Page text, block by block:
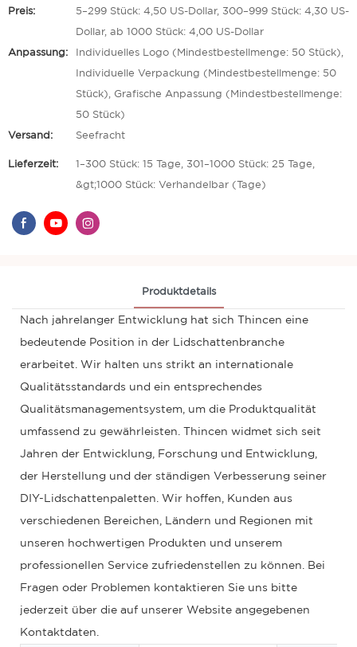
Preis: 5–299 Stück: 4,50 US-Dollar, 300–999 Stück: 4,30 US-
Dollar, ab 1000 Stück: 4,00 US-Dollar
Anpassung: Individuelles Logo (Mindestbestellmenge: 50 Stück),
Individuelle Verpackung (Mindestbestellmenge: 50
Stück), Grafische Anpassung (Mindestbestellmenge:
50 Stück)
Versand: Seefracht
Lieferzeit: 1–300 Stück: 15 Tage, 301–1000 Stück: 25 Tage,
&gt;1000 Stück: Verhandelbar (Tage)
Produktdetails
Nach jahrelanger Entwicklung hat sich Thincen eine
bedeutende Position in der Lidschattenbranche
erarbeitet. Wir halten uns strikt an internationale
Qualitätsstandards und ein entsprechendes
Qualitätsmanagementsystem, um die Produktqualität
umfassend zu gewährleisten. Thincen widmet sich seit
Jahren der Entwicklung, Forschung und Entwicklung,
der Herstellung und der ständigen Verbesserung seiner
DIY-Lidschattenpaletten. Wir hoffen, Kunden aus
verschiedenen Bereichen, Ländern und Regionen mit
unseren hochwertigen Produkten und unserem
professionellen Service zufriedenstellen zu können. Bei
Fragen oder Problemen kontaktieren Sie uns bitte
jederzeit über die auf unserer Website angegebenen
Kontaktdaten.